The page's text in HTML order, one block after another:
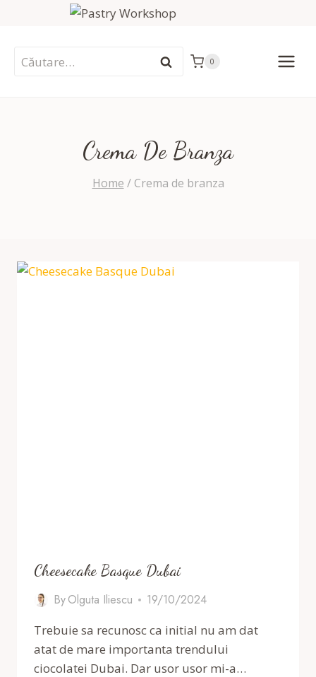
Caută
0
Crema De Branza
Home / Crema de branza
Cheesecake Basque Dubai
ByOlguta Iliescu
19/10/2024
Trebuie sa recunosc ca initial nu am dat
atat de mare importanta trendului
ciocolatei Dubai. Dar usor usor mi-a…